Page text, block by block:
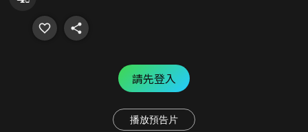
請先登入
播放預告片